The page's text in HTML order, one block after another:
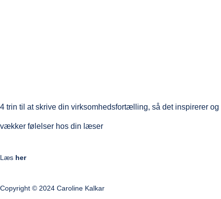
4 trin til at skrive din virksomhedsfortælling, så det inspirerer og
vækker følelser hos din læser
Læs her
Copyright © 2024 Caroline Kalkar